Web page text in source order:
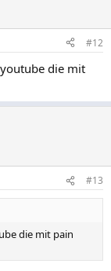
#12
die mit
#13
die mit pain